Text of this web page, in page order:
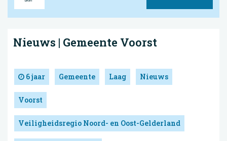
Nieuws | Gemeente Voorst
6 jaar Gemeente Laag Nieuws
Voorst
Veiligheidsregio Noord- en Oost-Gelderland